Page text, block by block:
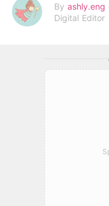
By ashly.eng
Digital Editor